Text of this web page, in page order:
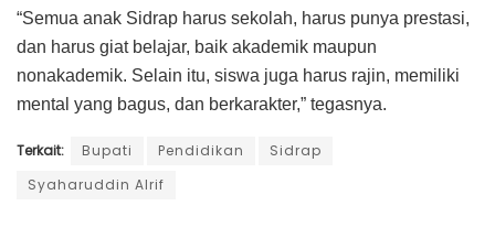
“Semua anak Sidrap harus sekolah, harus punya prestasi,
dan harus giat belajar, baik akademik maupun
nonakademik. Selain itu, siswa juga harus rajin, memiliki
mental yang bagus, dan berkarakter,” tegasnya.
Terkait: Bupati Pendidikan
Sidrap
Syaharuddin Alrif